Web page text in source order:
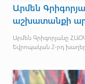
Արմեն
աշխատանքի
Արմեն Գրիգորյանը
Եվրոպական 2-րդ